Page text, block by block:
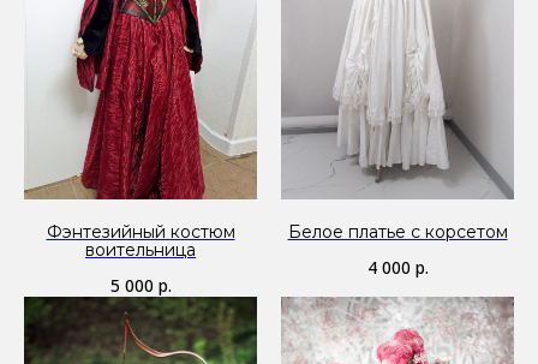
Фэнтезийный костюм
воительница
5 000 р.
Белое платье с корсетом
4 000 р.